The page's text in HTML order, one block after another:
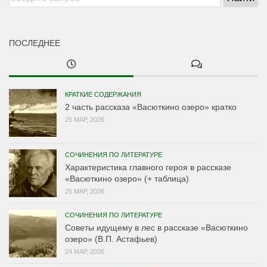
ПОСЛЕДНЕЕ
КРАТКИЕ СОДЕРЖАНИЯ
2 часть рассказа «Васюткино озеро» кратко
25 МАР, 2026
СОЧИНЕНИЯ ПО ЛИТЕРАТУРЕ
Характеристика главного героя в рассказе
«Васюткино озеро» (+ таблица)
25 МАР, 2026
СОЧИНЕНИЯ ПО ЛИТЕРАТУРЕ
Советы идущему в лес в рассказе «Васюткино
озеро» (В.П. Астафьев)
24 МАР, 2026